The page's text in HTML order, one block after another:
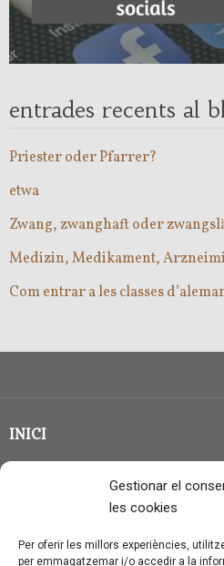
Gestionar el
les cookies
Per oferir les millors experiències,
per emmagatzemar i/o accedir a la
entrades recents al
Priester oder Pfarrer?
etwa
Zwang, zwanghaft oder
Medizin, Medikament,
Com entrar a les classes
INICI
QUI SOC?